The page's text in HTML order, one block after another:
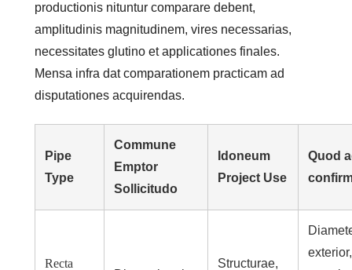
productionis nituntur comparare debent,
amplitudinis magnitudinem, vires necessarias,
necessitates glutino et applicationes finales.
Mensa infra dat comparationem practicam ad
disputationes acquirendas.
Pipe
Type
Commune
Emptor
Sollicitudo
Idoneum
Project Use
Quod
Recta
Structurae,